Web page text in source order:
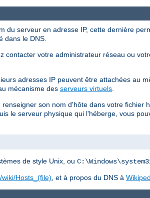
serveur en adresse IP, cette dernière
dans le DNS.
votre administrateur réseau ou
adresses IP peuvent être attachées au
mécanisme des serveurs virtuels
son nom d'hôte dans votre fichier
le serveur physique qui l'héberge, vous
de style Unix, ou
Hosts_(file) , et à propos du DNS à